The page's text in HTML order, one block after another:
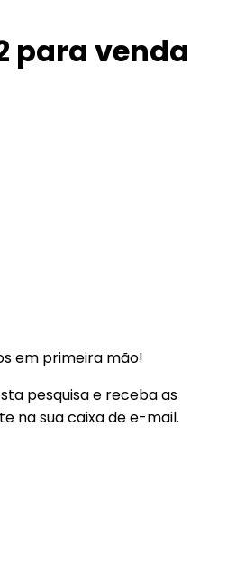
para venda
em primeira mão!
pesquisa e receba as
na sua caixa de e-mail.